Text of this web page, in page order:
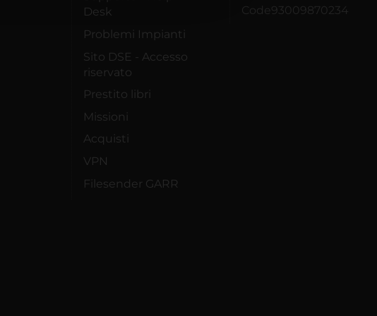
Desk
Problemi Impianti
Sito DSE - Accesso
riservato
Prestito libri
Missioni
Acquisti
VPN
Filesender GARR
Code93009870234